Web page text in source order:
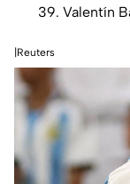
Valentín
|Reuters